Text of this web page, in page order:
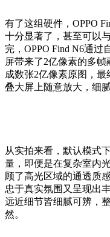
有了这组硬件，OPPO
十分显著了，甚至可以
完，OPPO Find N6通
屏带来了2亿像素的多
成数张2亿像素原图，
叠大屏上随意放大，细
从实拍来看，默认模式
量，即便是在复杂室内
顾了高光区域的通透质
忠于真实氛围又呈现出
远近细节皆细腻可辨，
然。